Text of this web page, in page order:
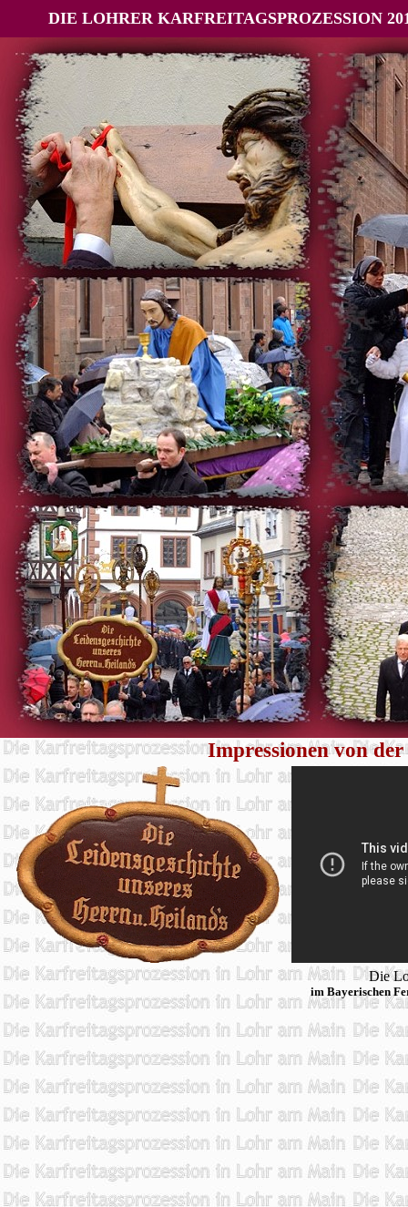
DIE LOHRER KARFREITAGSPROZESSION
Impressionen von
Die
im Bayerischen